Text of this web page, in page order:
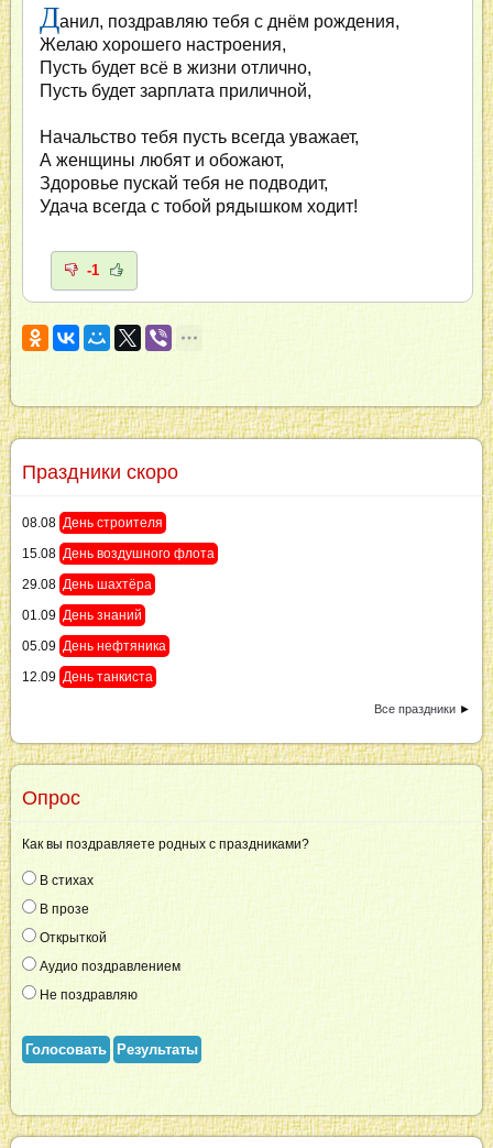
Данил, поздравляю тебя с днём рождения,
Желаю хорошего настроения,
Пусть будет всё в жизни отлично,
Пусть будет зарплата приличной,
Начальство тебя пусть всегда уважает,
А женщины любят и обожают,
Здоровье пускай тебя не подводит,
Удача всегда с тобой рядышком ходит!
-1
Праздники скоро
08.08 День строителя
15.08 День воздушного флота
29.08 День шахтёра
01.09 День знаний
05.09 День нефтяника
12.09 День танкиста
Все праздники ►
Опрос
Как вы поздравляете родных с праздниками?
В стихах
В прозе
Открыткой
Аудио поздравлением
Не поздравляю
Голосовать Результаты